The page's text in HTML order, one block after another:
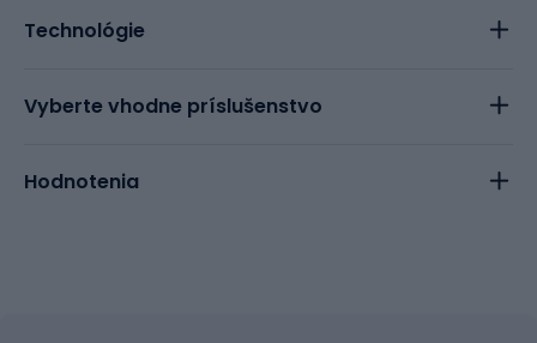
Technológie
Vyberte vhodne príslušenstvo
Hodnotenia